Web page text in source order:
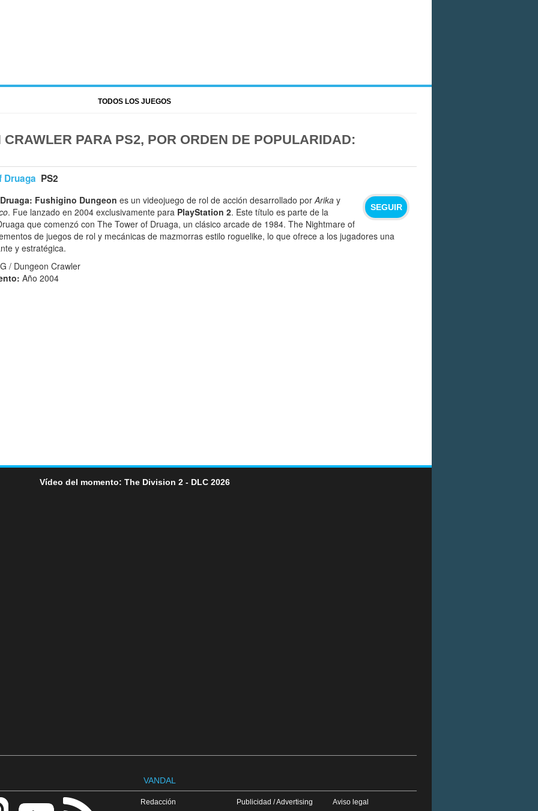
TODOS LOS JUEGOS
PARA PS2, POR ORDEN DE POPULARIDAD:
Druaga PS2
SEGUIR
Fushigino Dungeon es un videojuego de rol de acción desarrollado por Arika y
. Fue lanzado en 2004 exclusivamente para PlayStation 2. Este título es parte de la
que comenzó con The Tower of Druaga, un clásico arcade de 1984. The Nightmare of
de juegos de rol y mecánicas de mazmorras estilo roguelike, lo que ofrece a los jugadores una
y estratégica.
/ Dungeon Crawler
Año 2004
Vídeo del momento: The Division 2 - DLC 2026
VANDAL
Redacción Publicidad / Advertising Aviso legal